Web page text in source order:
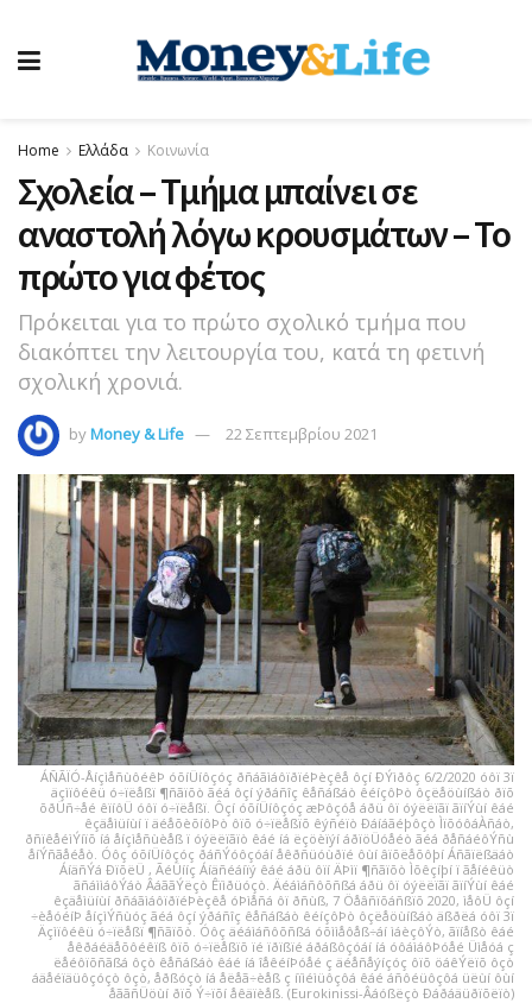
Home Ελλάδα Κοινωνία
Σχολεία – Τμήμα μπαίνει σε
αναστολή λόγω κρουσμάτων – Το
πρώτο για φέτος
Πρόκειται για το πρώτο σχολικό τμήμα που
διακόπτει την λειτουργία του, κατά τη φετινή
σχολική χρονιά.
byMoney & Life 22 Σεπτεμβρίου 2021
ÁÑÃÏÓ-ÅíçìåñùôéêÞ óõíÜíôçóç ðñáãìáôïðïéÞèçêå ôçí ÐÝìðôç 6/2/2020 óôï 3ï
äçìïôéêü ó÷ïëåßï ¶ñãïõò ãéá ôçí ýðáñîç êåñáßáò êéíçôÞò ôçëåöùíßáò ðïõ
õðÜñ÷åé êïíôÜ óôï ó÷ïëåßï. Ôçí óõíÜíôçóç æÞôçóå áðü ôï óýëëïãï ãïíÝùí êáé
êçäåìüíùí ï äéåõèõíôÞò ôïõ ó÷ïëåßïõ êýñéïò Ðáíáãéþôçò ÌïõóôáÀñáò,
ðñïêåéìÝíïõ íá åíçìåñùèåß ï óýëëïãïò êáé íá ëçöèïýí áðïöÜóåéò ãéá ðåñáéôÝñù
åíÝñãåéåò. Óôç óõíÜíôçóç ðáñÝóôçóáí åêðñüóùðïé ôùí âïõëåõôþí Áñãïëßäáò
ÁíäñÝá ÐïõëÜ , ÃéÜííç Áíäñéáíïý êáé áðü ôïí ÄÞìï ¶ñãïõò Ìõêçíþí ï ãåíéêüò
ãñáììáôÝáò ÂáããÝëçò Êïìðüóçò. Äéáìáñôõñßá áðü ôï óýëëïãï ãïíÝùí êáé
êçäåìüíùí ðñáãìáôïðïéÞèçêå óÞìåñá ôï ðñùß, 7 Öåâñïõáñßïõ 2020, ìåôÜ ôçí
÷èåóéíÞ åíçìÝñùóç ãéá ôçí ýðáñîç êåñáßáò êéíçôÞò ôçëåöùíßáò äßðëá óôï 3ï
Äçìïôéêü ó÷ïëåßï ¶ñãïõò. Óôç äéáìáñôõñßá óõììåôåß÷áí ìáèçôÝò, ãïíåßò êáé
åêðáéäåõôéêïß ôïõ ó÷ïëåßïõ ïé ïðïßïé áðáßôçóáí íá óôáìáôÞóåé Üìåóá ç
ëåéôïõñãßá ôçò êåñáßáò êáé íá îåêéíÞóåé ç äéåñåýíçóç ôïõ öáêÝëïõ ôçò
áäåéïäüôçóçò ôçò, åðßóçò íá åëåã÷èåß ç íïìéìüôçôá êáé áñôéüôçôá üëùí ôùí
åããñÜöùí ðïõ Ý÷ïõí åêäïèåß. (Eurokinissi-Âáóßëçò Ðáðáäüðïõëïò)